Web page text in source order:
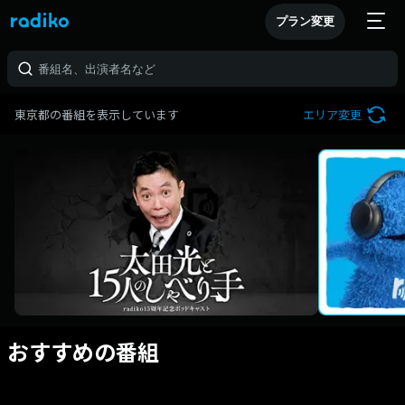
プラン変更
東京都の番組を表示しています エリア変更
おすすめの番組